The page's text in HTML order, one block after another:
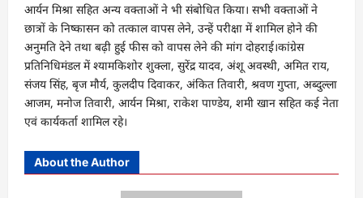
आर्यन मिश्रा सहित अन्य वक्ताओं ने भी संबोधित किया। सभी वक्ताओं ने
छात्रों के निष्कासन को तत्काल वापस लेने, उन्हें परीक्षा में शामिल होने की
अनुमति देने तथा बढ़ी हुई फीस को वापस लेने की मांग दोहराई।कांग्रेस
प्रतिनिधिमंडल में श्यामकिशोर शुक्ला, सुरेंद्र यादव, अंशू अवस्थी, अमित राय,
संजय सिंह, बृज मौर्य, कुलदीप दिवाकर, अंकित तिवारी, श्रवण गुप्ता, अब्दुल्ला
आजम, मनोज तिवारी, आर्यन मिश्रा, राकेश पाण्डेय, शमी खान सहित कई नेता
एवं कार्यकर्ता शामिल रहे।
About the Author